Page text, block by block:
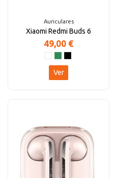
Auriculares
Xiaomi Redmi Buds 6
49,00 €
Ver